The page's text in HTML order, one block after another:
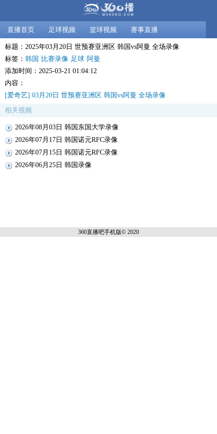
直播首页 足球视频 篮球视频 赛事直播
标题：2025年03月20日 世预赛亚洲区 韩国vs阿曼 全场录像
标签： 韩国 比赛录像 足球 阿曼
添加时间：2025-03-21 01:04:12
内容：
[爱奇艺] 03月20日 世预赛亚洲区 韩国vs阿曼 全场录像
相关视频
2026年08月03日 韩国东国大学录像
2026年07月17日 韩国诺元RFC录像
2026年07月15日 韩国诺元RFC录像
2026年06月25日 韩国录像
360直播吧手机版© 2020